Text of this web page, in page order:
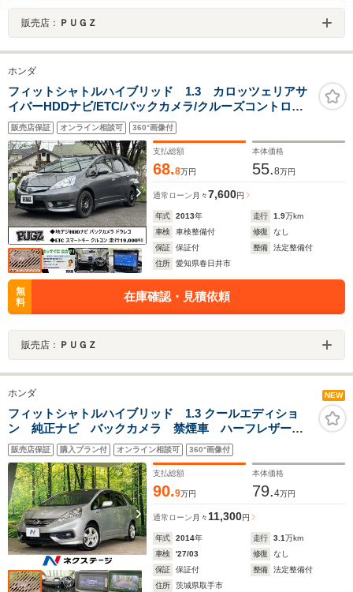
販売店： ＰＵＧＺ
ホンダ
フィットシャトルハイブリッド 1.3 カロッツェリアサ
イバーHDDナビ/ETC/バックカメラ/クルーズコントロー
ル/ナビ連動ドライブレコーダー/ハーフレザーシート/オー
トエアコン/レオニス15inアルミホイール/フォグライ
ト/ECON
販売店保証 オンライン相談可 360°画像付
支払総額
68.8万円
本体価格
55.8万円
通常ローン 月々7,600円
年式 2013年 走行 1.9万km
車検
車検整備付 修復
なし
保証
保証付 整備
法定整備付
住所
愛知県春日井市
無
料
在庫確認・見積依頼
販売店： ＰＵＧＺ
ホンダ NEW
フィットシャトルハイブリッド 1.3 クールエディショ
ン 純正ナビ バックカメラ 禁煙車 ハーフレザーシ
ート シートヒーター HIDヘッド ETC クルコン オ
ートライト オートエアコン Bluetooth CD DVD再
生 地デジ 革巻きハンドル
販売店保証 購入プラン付 オンライン相談可 360°画像付
支払総額
90.9万円
本体価格
79.4万円
通常ローン 月々 11,300円
年式 2014年 走行 3.1万km
車検
'27/03 修復
なし
保証
保証付 整備
法定整備付
住所
茨城県取手市